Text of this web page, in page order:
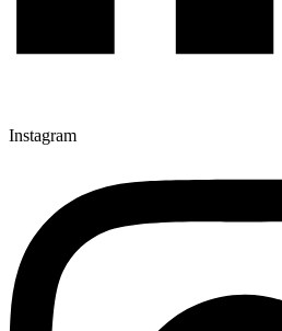
Instagram